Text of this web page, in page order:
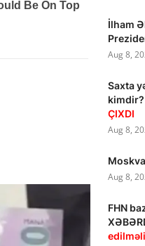
İlham
Aug 8,
Saxta
kimdir?
ÇIXDI
Aug 8,
Aug 8,
FHN